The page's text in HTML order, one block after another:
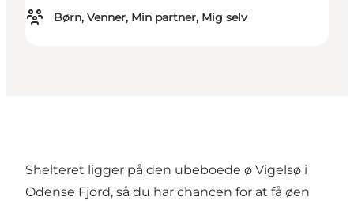
Børn, Venner, Min partner, Mig selv
Shelteret ligger på den ubeboede ø Vigelsø i
Odense Fjord, så du har chancen for at få øen